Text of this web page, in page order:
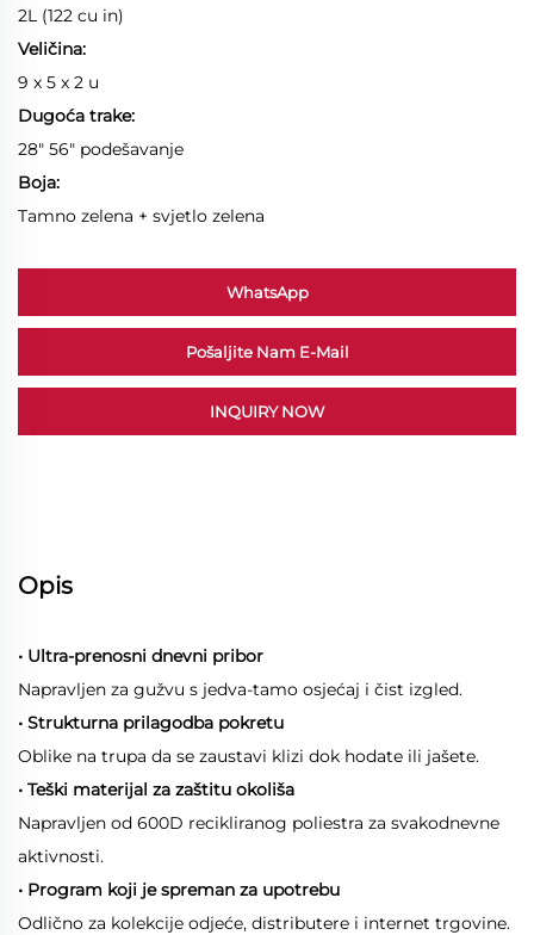
2L (122 cu in)
Veličina:
9 x 5 x 2 u
Dugoća trake:
28" 56" podešavanje
Boja:
Tamno zelena + svjetlo zelena
WhatsApp
Pošaljite Nam E-Mail
INQUIRY NOW
Opis
• Ultra-prenosni dnevni pribor
Napravljen za gužvu s jedva-tamo osjećaj i čist izgled.
• Strukturna prilagodba pokretu
Oblike na trupa da se zaustavi klizi dok hodate ili jašete.
• Teški materijal za zaštitu okoliša
Napravljen od 600D recikliranog poliestra za svakodnevne
aktivnosti.
• Program koji je spreman za upotrebu
Odlično za kolekcije odjeće, distributere i internet trgovine.